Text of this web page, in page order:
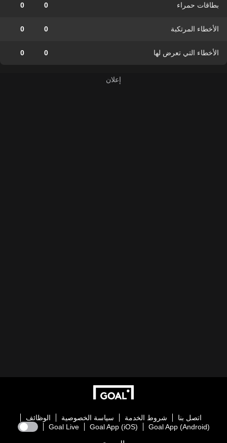
بطاقات حمراء 0
0
الأخطاء المرتكبة 0
0
الأخطاء التي تعرض لها 0
0
اتصل بنا شروط الخدمة سياسة الخصوصية
الوظائف
Goal App (Android)
Goal App (iOS)
Goal Live